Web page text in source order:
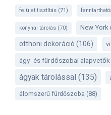
felület tisztítás (71)
konyhai tárolás (70) New York
otthoni dekoráció (106)
ágy- és fürdőszobai alapvetők
ágyak tárolással (135)
álomszerű fürdőszoba (88)